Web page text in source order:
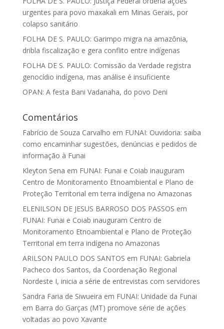
urgentes para povo maxakali em Minas Gerais, por
colapso sanitário
FOLHA DE S. PAULO: Garimpo migra na amazônia,
dribla fiscalização e gera conflito entre indígenas
FOLHA DE S. PAULO: Comissão da Verdade registra
genocídio indígena, mas análise é insuficiente
OPAN: A festa Bani Vadanaha, do povo Deni
Comentários
Fabrício de Souza Carvalho em FUNAI: Ouvidoria: saiba
como encaminhar sugestões, denúncias e pedidos de
informação à Funai
Kleyton Sena em FUNAI: Funai e Coiab inauguram
Centro de Monitoramento Etnoambiental e Plano de
Proteção Territorial em terra indígena no Amazonas
ELENILSON DE JESUS BARROSO DOS PASSOS em
FUNAI: Funai e Coiab inauguram Centro de
Monitoramento Etnoambiental e Plano de Proteção
Territorial em terra indígena no Amazonas
ARILSON PAULO DOS SANTOS em FUNAI: Gabriela
Pacheco dos Santos, da Coordenação Regional
Nordeste I, inicia a série de entrevistas com servidores
Sandra Faria de Siwueira em FUNAI: Unidade da Funai
em Barra do Garças (MT) promove série de ações
voltadas ao povo Xavante